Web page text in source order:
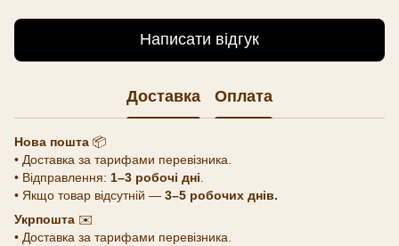
Написати відгук
Доставка Оплата
Нова пошта 📦
• Доставка за тарифами перевізника.
• Відправлення: 1–3 робочі дні
• Якщо товар відсутній — 3–5 робочих днів.
Укрпошта ✉️
• Доставка за тарифами перевізника.